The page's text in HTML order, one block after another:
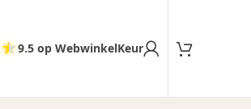
★9.5 op WebwinkelKeur